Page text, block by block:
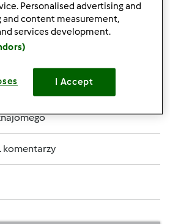
(całość = 10 pkt, część =
komentarzy
Personalised advertising and
content measurement,
services development.
I Accept